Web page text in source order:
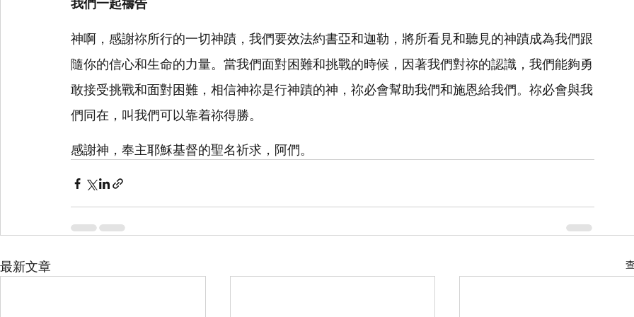
神啊，感謝祢所行的一切神蹟，我們要效法約書亞和迦勒，將所看見和聽見的神蹟成為我們跟
隨你的信心和生命的力量。當我們面對困難和挑戰的時候，因著我們對祢的認識，我們能夠勇
敢接受挑戰和面對困難，相信神祢是行神蹟的神，祢必會幫助我們和施恩給我們。祢必會與我
們同在，叫我們可以靠着祢得勝。
感謝神，奉主耶穌基督的聖名祈求，阿們。
最新文章